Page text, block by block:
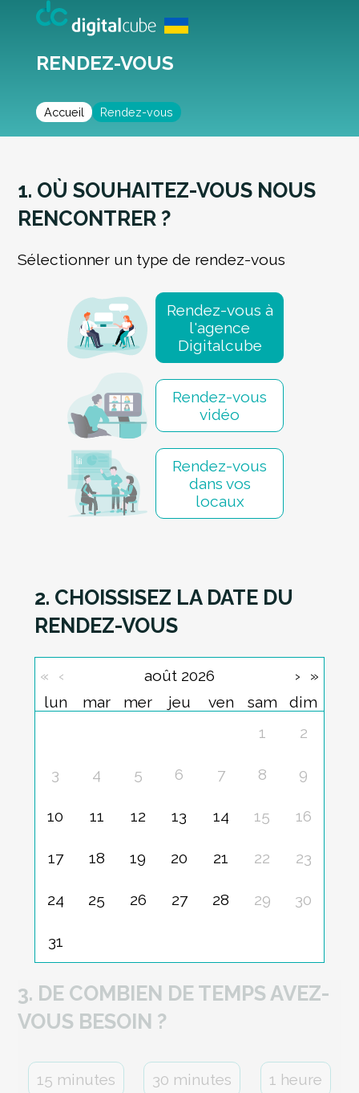
RENDEZ-VOUS
Accueil Rendez-vous
1. OÙ SOUHAITEZ-VOUS NOUS
RENCONTRER ?
Sélectionner un type de rendez-vous
Rendez-vous à
l'agence
Digitalcube
Rendez-vous
vidéo
Rendez-vous
dans vos
locaux
2. CHOISSISEZ LA DATE DU
RENDEZ-VOUS
« ‹ août 2026 ›
»
lun
mar mer jeu ven sam
dim
1
2
3 4 5 6 7 8 9
10 11 12 13 14 15 16
17 18 19 20 21 22 23
24 25 26 27 28 29 30
31
3. DE COMBIEN DE TEMPS AVEZ-
VOUS BESOIN ?
15 minutes 30 minutes 1 heure